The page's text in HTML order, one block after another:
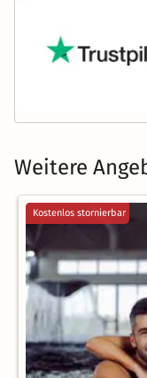
Weitere
Kostenlos stornierbar